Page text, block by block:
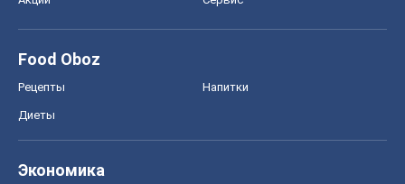
Food Oboz
Рецепты Напитки
Диеты
Экономика